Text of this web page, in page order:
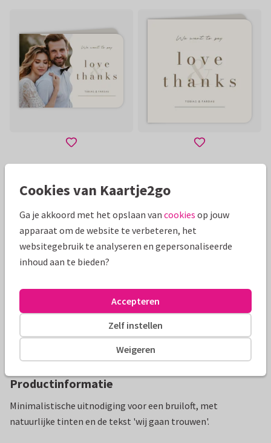
Mooie extra's bij je kaart
Productinformatie
Minimalistische uitnodiging voor een bruiloft, met
natuurlijke tinten en de tekst 'wij gaan trouwen'.
Cookies van Kaartje2go
Ga je akkoord met het opslaan van cookies op jouw
apparaat om de website te verbeteren, het
websitegebruik te analyseren en gepersonaliseerde
inhoud aan te bieden?
Weigeren
Zelf instellen
Accepteren